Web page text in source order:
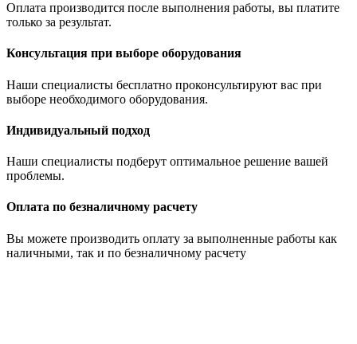
Оплата производится после выполнения работы, вы платите
только за результат.
Консультация при выборе оборудования
Наши специалисты бесплатно проконсультируют вас при
выборе необходимого оборудования.
Индивидуальный подход
Наши специалисты подберут оптимальное решение вашей
проблемы.
Оплата по безналичному расчету
Вы можете производить оплату за выполненные работы как
наличными, так и по безналичному расчету